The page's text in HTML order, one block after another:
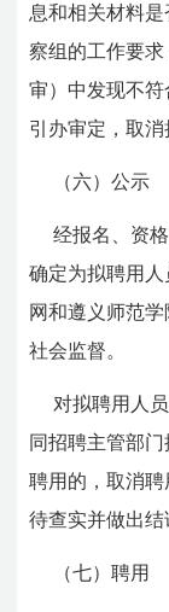
息和相关材料
察组的工作要
审）中发现不
引办审定，取消
（六）公示
经报名、资
确定为拟聘用
网和遵义师范
社会监督。
对拟聘用人
同招聘主管部
聘用的，取消聘
待查实并做出结
（七）聘用